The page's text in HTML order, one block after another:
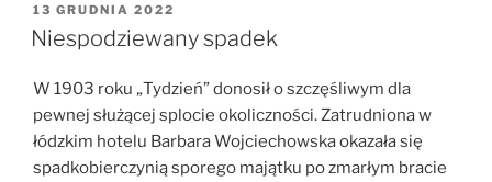
OPUBLIKOWANE
W
13 GRUDNIA 2022
Niespodziewany spadek
W 1903 roku „Tydzień” donosił o szczęśliwym dla
pewnej służącej splocie okoliczności. Zatrudniona w
łódzkim hotelu Barbara Wojciechowska okazała się
spadkobierczynią sporego majątku po zmarłym bracie